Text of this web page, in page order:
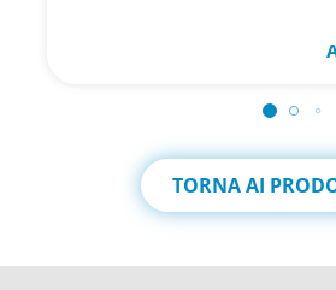
TORNA AI